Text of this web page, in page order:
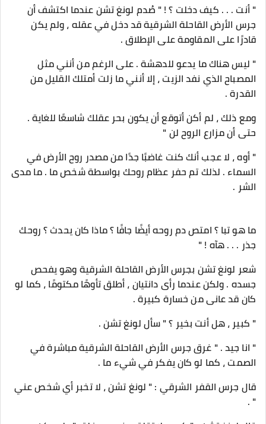
" أنت . . . كيف دخلت ؟ ! " صُدم لونغ تشن عندما اكتشف أن
جرس الأرض القاحلة الشرقية قد دخل في عقله ، ولم يكن
قادرًا على المقاومة على الإطلاق .
" ليس هناك ما يدعو للدهشة . على الرغم من أنني مثل
المصباح الذي نفد الزيت ، إلا أنني ما زلت أمتلك القليل من
القدرة .
ومع ذلك ، لم أكن أتوقع أن يكون بحر عقلك شاسعًا للغاية .
حتى أن مزارع الروح لن "
" أوه ، لا عجب أنك كنت غاضبًا جدًا من مصدر روح الأرض في
السماء . لذلك تم حفر عظام روحك بواسطة شخص ما . ما مدى
الشر .
ما هو تبا ؟ امتص دم روحه أيضًا جافًا ؟ ماذا كان يحدث ؟ روحك
جذر . . . هآه ! "
شعر لونغ تشن بجرس الأرض القاحلة الشرقية وهو يفحص
جسده . ولكن عندما رأى دانتيان ، أطلق تأوهًا مكتومًا ، كما لو
كان قد عانى من خسارة كبيرة .
" كبير ، هل أنت بخير ؟ " سأل لونغ تشن .
" انا جيد . " غرق جرس الأرض القاحلة الشرقية مباشرة في
الصمت ، كما لو كان يفكر في شيء ما .
قال جرس القفر الشرقي : " لونغ تشن ، لا تخبر أي شخص عني
" .